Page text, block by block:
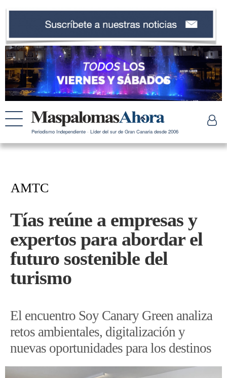
Periodismo Independiente · Líder del sur de Gran Canaria desde 2006
AMTC
Tías reúne a empresas y
expertos para abordar el
futuro sostenible del
turismo
El encuentro Soy Canary Green analiza
retos ambientales, digitalización y
nuevas oportunidades para los destinos